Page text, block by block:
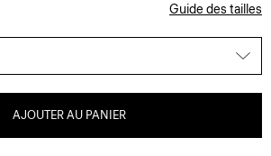
Guide des tailles
AJOUTER AU PANIER